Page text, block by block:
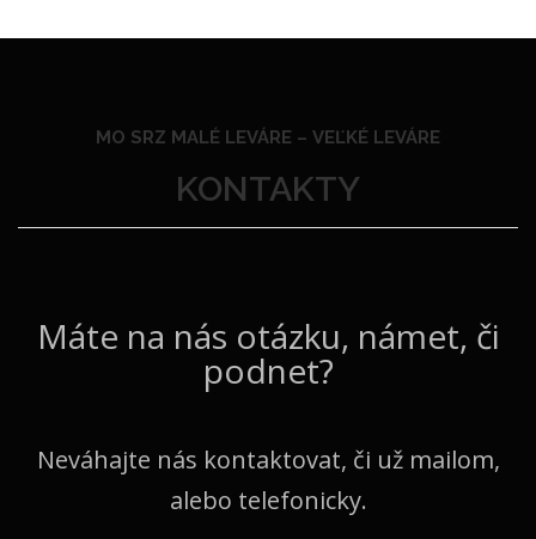
MO SRZ MALÉ LEVÁRE – VEĽKÉ LEVÁRE
KONTAKTY
Máte na nás otázku, námet, či
podnet?
Neváhajte nás kontaktovat, či už mailom,
alebo telefonicky.